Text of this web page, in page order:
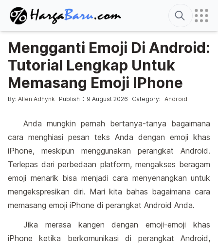
Search
Mengganti Emoji Di Android:
Tutorial Lengkap Untuk
Memasang Emoji IPhone
Posted by
By: Allen Adhynk Publish : 9 August 2026 Posted in
Category: Android
Anda mungkin pernah bertanya-tanya bagaimana
cara menghiasi pesan teks Anda dengan emoji khas
iPhone, meskipun menggunakan perangkat Android.
Terlepas dari perbedaan platform, mengakses beragam
emoji menarik bisa menjadi cara menyenangkan untuk
mengekspresikan diri. Mari kita bahas bagaimana cara
memasang emoji iPhone di perangkat Android Anda.
Jika merasa kangen dengan emoji-emoji khas
iPhone ketika berkomunikasi di perangkat Android,